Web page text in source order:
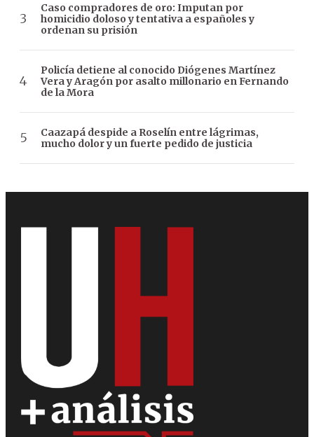
Caso compradores de oro: Imputan por
homicidio doloso y tentativa a españoles y
ordenan su prisión
Policía detiene al conocido Diógenes Martínez
Vera y Aragón por asalto millonario en Fernando
de la Mora
Caazapá despide a Roselín entre lágrimas,
mucho dolor y un fuerte pedido de justicia